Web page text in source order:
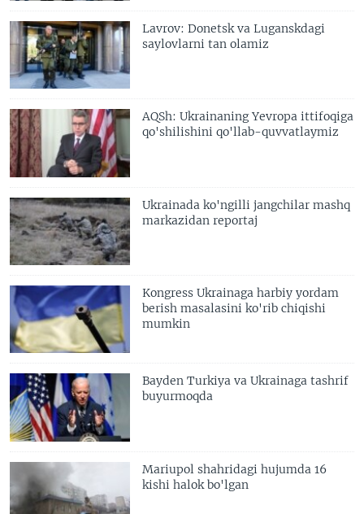
Lavrov: Donetsk va Luganskdagi
saylovlarni tan olamiz
AQSh: Ukrainaning Yevropa ittifoqiga
qo'shilishini qo'llab-quvvatlaymiz
Ukrainada ko'ngilli jangchilar mashq
markazidan reportaj
Kongress Ukrainaga harbiy yordam
berish masalasini ko'rib chiqishi
mumkin
Bayden Turkiya va Ukrainaga tashrif
buyurmoqda
Mariupol shahridagi hujumda 16
kishi halok bo'lgan